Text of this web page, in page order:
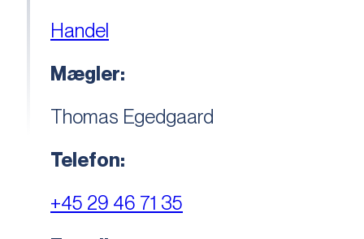
Handel
Mægler:
Thomas Egedgaard
Telefon:
+45 29 46 71 35